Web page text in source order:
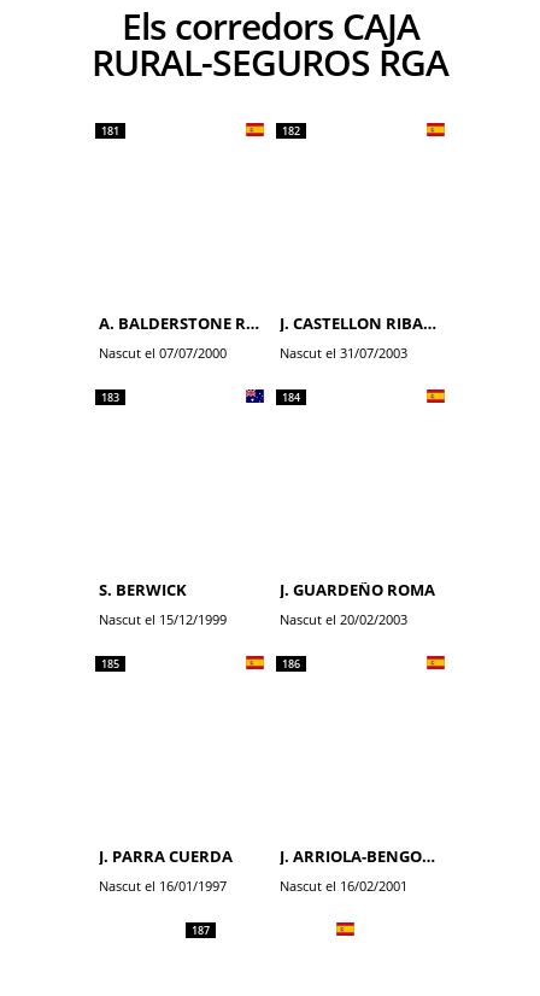
Els corredors CAJA
RURAL-SEGUROS RGA
181
A. BALDERSTONE ROUMENS
Nascut el 07/07/2000
182
J. CASTELLON RIBALTA
Nascut el 31/07/2003
183
S. BERWICK
Nascut el 15/12/1999
184
J. GUARDEÑO ROMA
Nascut el 20/02/2003
185
J. PARRA CUERDA
Nascut el 16/01/1997
186
J. ARRIOLA-BENGOA BEITIA
Nascut el 16/02/2001
187